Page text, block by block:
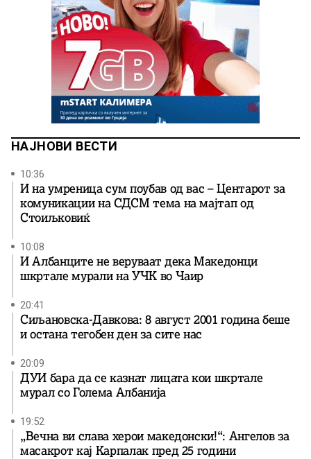
НАЈНОВИ ВЕСТИ
10:36
И на умреница сум поубав од вас – Центарот за
комуникации на СДСМ тема на мајтап од
Стоиљковиќ
10:08
И Албанците не веруваат дека Македонци
шкртале мурали на УЧК во Чаир
20:41
Сиљановска-Давкова: 8 август 2001 година беше
и остана тегобен ден за сите нас
20:09
ДУИ бара да се казнат лицата кои шкртале
мурал со Голема Албанија
19:52
„Вечна ви слава херои македонски!“: Ангелов за
масакрот кај Карпалак пред 25 години